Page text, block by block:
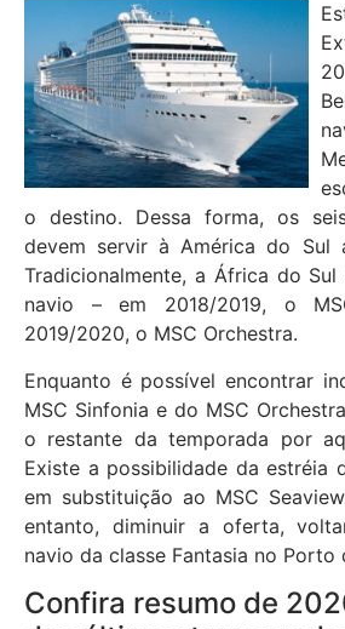
o destino. Dessa forma, os
devem servir à América do Sul
Tradicionalmente, a África do Sul
navio – em 2018/2019, o
2019/2020, o MSC Orchestra.
Enquanto é possível encontrar
MSC Sinfonia e do MSC
o restante da temporada por
Existe a possibilidade da estréia
em substituição ao MSC
entanto, diminuir a oferta,
navio da classe Fantasia no Porto
Confira resumo de